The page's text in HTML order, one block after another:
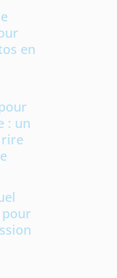
en
: un
rire